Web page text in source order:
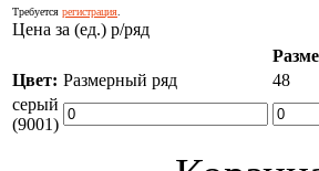
Требуется регистрация
Цена за (ед.) р/ряд
Цвет: Размерный ряд 48
серый
(9001)